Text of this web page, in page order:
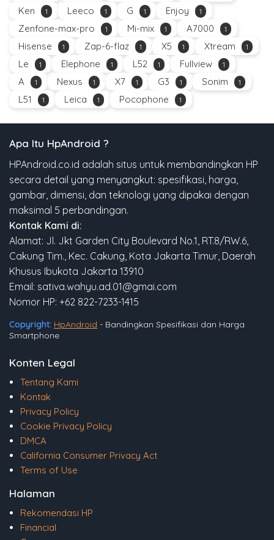
Ken 1 Leeco 1 G 1 Enjoy 1
Zenfone-max-pro 1 Mi-mix 1 A7000 1
Hisense 1 Zap-6-flaz 1 X5 1 Xtream 1
Le 1 Elephone 1 L52 1 Fullview 1
A 1 Nexus 1 X7 1 G3 1 Sonim 1
L51 1 Leica 1 Pocophone 1
Apa Itu HpAndroid ?
HPAndroid.co.id adalah situs untuk membandingkan HP
secara detail yang menyangkut: spesifikasi, harga,
gambar, dimensi, dan teknologi yang dipakai dengan
maksimal 5 perbandingan.
Kontak Kami di:
Alamat: Jl. Jkt Garden City Boulevard No.1, RT.8/RW.6,
Cakung Tim., Kec. Cakung, Kota Jakarta Timur, Daerah
Khusus Ibukota Jakarta 13910
Email: sativa.wahyu.ad.01@gmai.com
Nomor HP: +62 822-7233-1415
Copyright: HpAndroid - Bandingkan Spesifikasi dan Harga
Smartphone
Konten Legal
Tentang Kami
Kontak
Privacy Policy
Cookie Privacy Policy
DMCA
California Consumer Privacy Act
Terms of Use
Halaman
Rekomendasi HP
Financial